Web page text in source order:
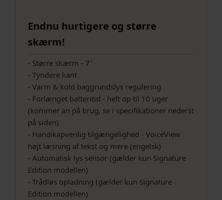
Endnu hurtigere og større
skærm!
- Større skærm - 7"
- Tyndere kant
- Varm & kold baggrundslys regulering
- Forlænget batteritid - helt op til 10 uger
(kommer an på brug, se i specifikationer nederst
på siden)
- Handikapvenlig tilgængelighed - VoiceView
højt læsning af tekst og mere (engelsk)
- Automatisk lys sensor (gælder kun Signature
Edition modellen)
- Trådløs opladning (gælder kun Signature
Edition modellen)